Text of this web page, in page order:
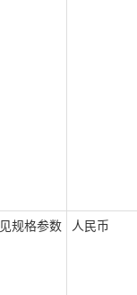
见规格参数 人民币